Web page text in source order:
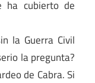
ha cubierto de
la Guerra Civil
la pregunta?
de Cabra. Si